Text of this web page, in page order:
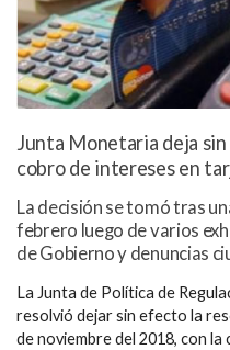
Junta Monetaria deja
cobro de intereses en
La decisión se tomó tras
febrero luego de varios
de Gobierno y denuncias
La Junta de Política de
resolvió dejar sin efecto la
de noviembre del 2018, con la